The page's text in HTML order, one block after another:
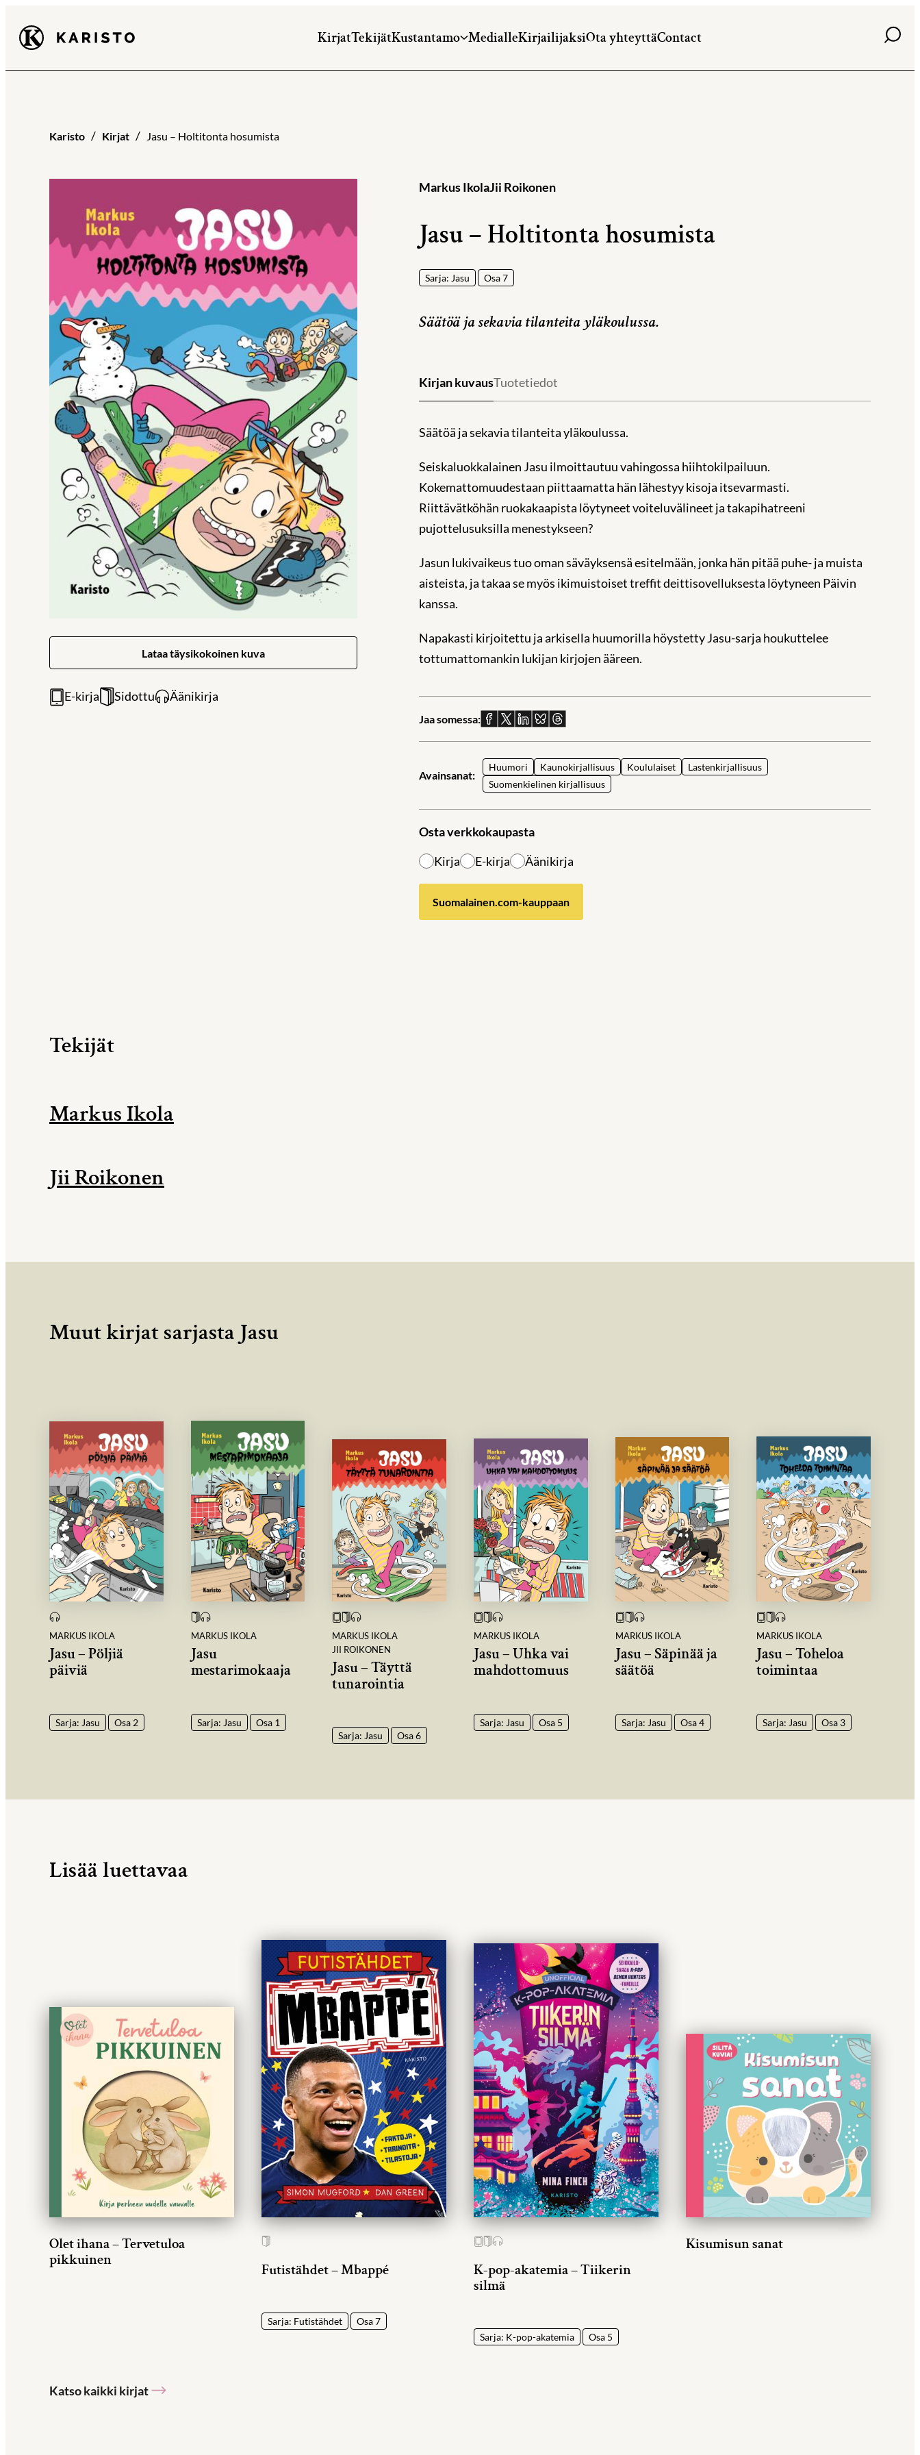
suoraan
Karisto KirjatTekijätKustantamo MedialleKirjailijaksiOta yhteyttäContact Haku
Karisto Kirjat Jasu – Holtitonta hosumista
Lataa täysikokoinen kuva
E-kirja Sidottu Äänikirja
Markus IkolaJii Roikonen
Jasu – Holtitonta hosumista
Sarja: Jasu Osa 7
Säätöä ja sekavia tilanteita yläkoulussa.
Kirjan kuvausTuotetiedot
Säätöä ja sekavia tilanteita yläkoulussa.
Seiskaluokkalainen Jasu ilmoittautuu vahingossa hiihtokilpailuun.
Kokemattomuudestaan piittaamatta hän lähestyy kisoja itsevarmasti.
Riittävätköhän ruokakaapista löytyneet voiteluvälineet ja takapihatreeni
pujottelusuksilla menestykseen?
Jasun lukivaikeus tuo oman säväyksensä esitelmään, jonka hän pitää puhe- ja muista
aisteista, ja takaa se myös ikimuistoiset treffit deittisovelluksesta löytyneen Päivin
kanssa.
Napakasti kirjoitettu ja arkisella huumorilla höystetty Jasu-sarja houkuttelee
tottumattomankin lukijan kirjojen ääreen.
Jaa somessa:Jaa
Facebookissa
Jaa
X:ssä
Jaa
Linkedinissä
Jaa
Blueskyssä
Jaa
sähköpostilla
Avainsanat:
Huumori Kaunokirjallisuus Koululaiset
Lastenkirjallisuus
Suomenkielinen kirjallisuus
Osta verkkokaupasta
Kirja
E-kirja Äänikirja
Suomalainen.com-kauppaan
Tekijät
Markus Ikola
Jii Roikonen
Muut kirjat sarjasta Jasu
MARKUS IKOLA
Jasu – Pöljiä
päiviä
Sarja: Jasu Osa 2
MARKUS IKOLA
Jasu
mestarimokaaja
Sarja: Jasu Osa 1
MARKUS IKOLA
JII ROIKONEN
Jasu – Täyttä
tunarointia
Sarja: Jasu Osa 6
MARKUS IKOLA
Jasu – Uhka vai
mahdottomuus
Sarja: Jasu Osa 5
MARKUS IKOLA
Jasu – Säpinää ja
säätöä
Sarja: Jasu Osa 4
MARKUS IKOLA
Jasu – Toheloa
toimintaa
Sarja: Jasu Osa 3
Lisää luettavaa
Olet ihana – Tervetuloa
pikkuinen
Futistähdet – Mbappé
Sarja: Futistähdet Osa 7
K-pop-akatemia – Tiikerin
silmä
Sarja: K-pop-akatemia Osa 5
Kisumisun sanat
Katso kaikki kirjat